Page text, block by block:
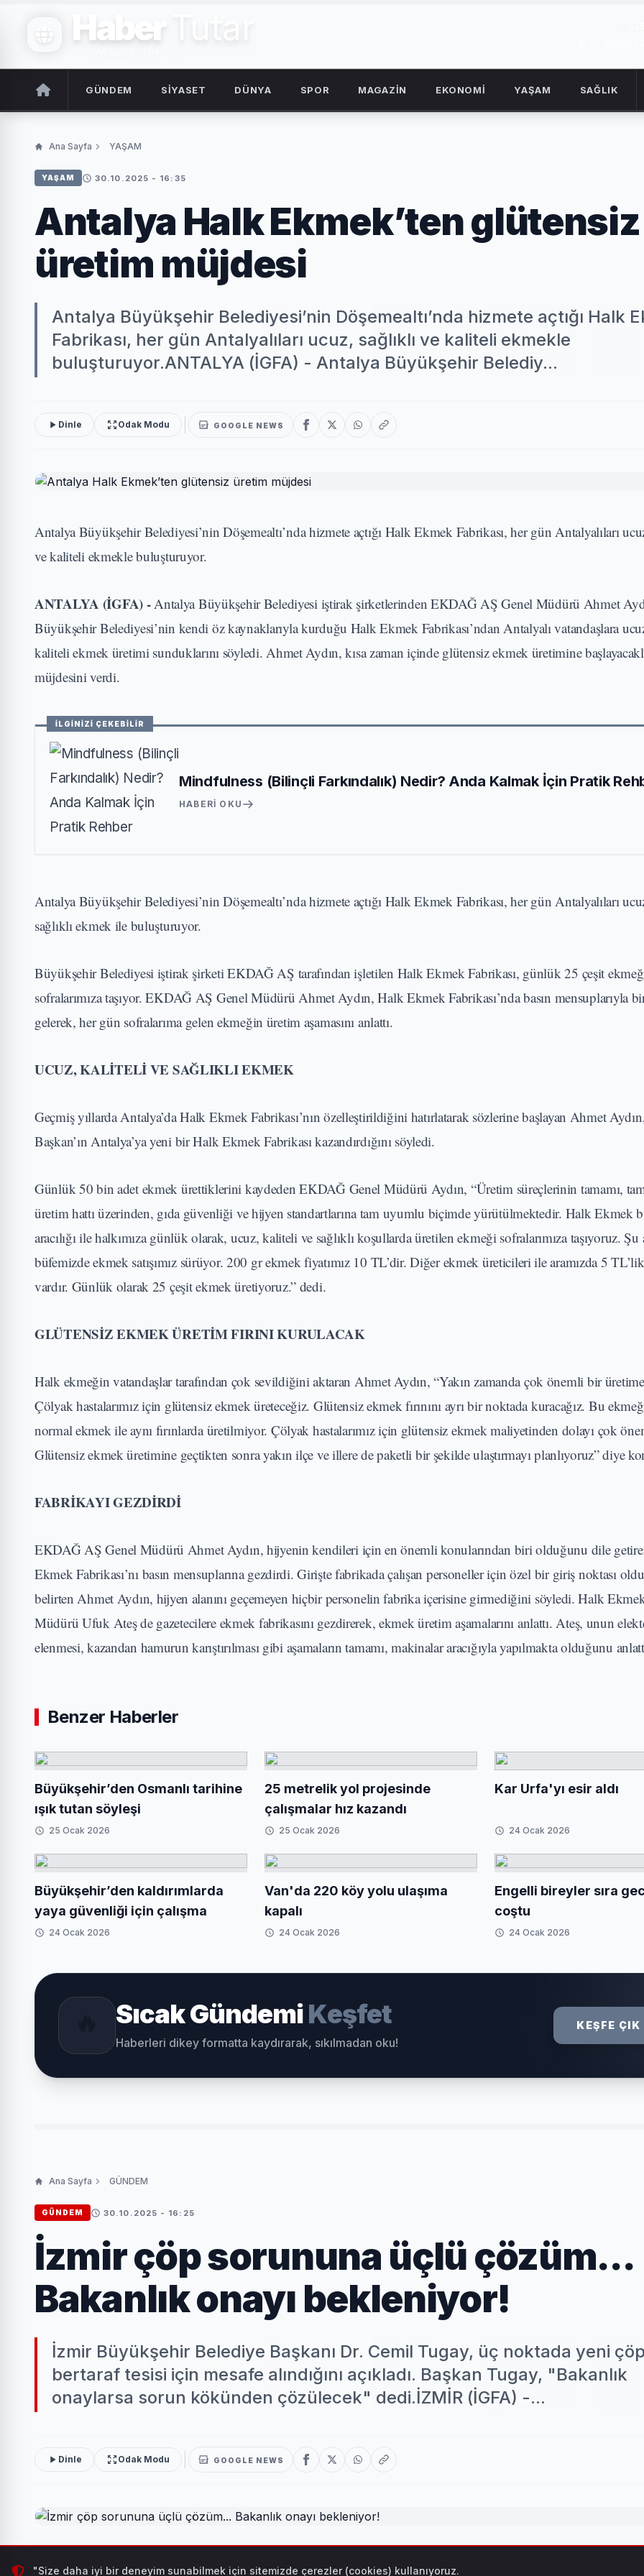
Haber Tutar
GÜNDEM SİYASET DÜNYA SPOR MAGAZİN EKONOMİ YAŞAM SAĞLIK
Ana Sayfa YAŞAM
YAŞAM 30.10.2025 - 16:35
Antalya Halk Ekmek’ten glütensiz
üretim müjdesi
Antalya Büyükşehir Belediyesi’nin Döşemealtı’nda hizmete açtığı Halk
Fabrikası, her gün Antalyalıları ucuz, sağlıklı ve kaliteli ekmekle
buluşturuyor.ANTALYA (İGFA) - Antalya Büyükşehir Belediy...
Dinle Odak Modu GOOGLE NEWS
Antalya Büyükşehir Belediyesi’nin Döşemealtı’nda hizmete açtığı Halk Ekmek Fabrikası, her gün Antalyalıları
ve kaliteli ekmekle buluşturuyor.
ANTALYA (İGFA) -Antalya Büyükşehir Belediyesi iştirak şirketlerinden EKDAĞ AŞ Genel Müdürü Ahmet
Büyükşehir Belediyesi’nin kendi öz kaynaklarıyla kurduğu Halk Ekmek Fabrikası’ndan Antalyalı vatandaşlara
kaliteli ekmek üretimi sunduklarını söyledi. Ahmet Aydın, kısa zaman içinde glütensiz ekmek üretimine
müjdesini verdi.
İLGİNİZİ ÇEKEBİLİR
Mindfulness (Bilinçli Farkındalık) Nedir? Anda Kalmak İçin Pratik
HABERI OKU
Antalya Büyükşehir Belediyesi’nin Döşemealtı’nda hizmete açtığı Halk Ekmek Fabrikası, her gün Antalyalıları
sağlıklı ekmek ile buluşturuyor.
Büyükşehir Belediyesi iştirak şirketi EKDAĞ AŞ tarafından işletilen Halk Ekmek Fabrikası, günlük 25 çeşit
sofralarımıza taşıyor. EKDAĞ AŞ Genel Müdürü Ahmet Aydın, Halk Ekmek Fabrikası’nda basın mensuplarıyla
gelerek, her gün sofralarıma gelen ekmeğin üretim aşamasını anlattı.
UCUZ, KALİTELİ VE SAĞLIKLI EKMEK
Geçmiş yıllarda Antalya’da Halk Ekmek Fabrikası’nın özelleştirildiğini hatırlatarak sözlerine başlayan Ahmet
Başkan’ın Antalya’ya yeni bir Halk Ekmek Fabrikası kazandırdığını söyledi.
Günlük 50 bin adet ekmek ürettiklerini kaydeden EKDAĞ Genel Müdürü Aydın, “Üretim süreçlerinin tamamı,
üretim hattı üzerinden, gıda güvenliği ve hijyen standartlarına tam uyumlu biçimde yürütülmektedir. Halk Ekmek
aracılığı ile halkımıza günlük olarak, ucuz, kaliteli ve sağlıklı koşullarda üretilen ekmeği sofralarımıza taşıyoruz.
büfemizde ekmek satışımız sürüyor. 200 gr ekmek fiyatımız 10 TL’dir. Diğer ekmek üreticileri ile aramızda 5
vardır. Günlük olarak 25 çeşit ekmek üretiyoruz.” dedi.
GLÜTENSİZ EKMEK ÜRETİM FIRINI KURULACAK
Halk ekmeğin vatandaşlar tarafından çok sevildiğini aktaran Ahmet Aydın, “Yakın zamanda çok önemli bir
Çölyak hastalarımız için glütensiz ekmek üreteceğiz. Glütensiz ekmek fırınını ayrı bir noktada kuracağız. Bu
normal ekmek ile aynı fırınlarda üretilmiyor. Çölyak hastalarımız için glütensiz ekmek maliyetinden dolayı çok
Glütensiz ekmek üretimine geçtikten sonra yakın ilçe ve illere de paketli bir şekilde ulaştırmayı planlıyoruz” diye
FABRİKAYI GEZDİRDİ
EKDAĞ AŞ Genel Müdürü Ahmet Aydın, hijyenin kendileri için en önemli konularından biri olduğunu dile
Ekmek Fabrikası’nı basın mensuplarına gezdirdi. Girişte fabrikada çalışan personeller için özel bir giriş noktası
belirten Ahmet Aydın, hijyen alanını geçemeyen hiçbir personelin fabrika içerisine girmediğini söyledi. Halk
Müdürü Ufuk Ateş de gazetecilere ekmek fabrikasını gezdirerek, ekmek üretim aşamalarını anlattı. Ateş, unun
elenmesi, kazandan hamurun karıştırılması gibi aşamaların tamamı, makinalar aracığıyla yapılmakta olduğunu
Benzer Haberler
Büyükşehir’den Osmanlı tarihine
ışık tutan söyleşi
25 Ocak 2026
25 metrelik yol projesinde
çalışmalar hız kazandı
25 Ocak 2026
Kar Urfa'yı esir aldı
24 Ocak 2026
Büyükşehir’den kaldırımlarda
yaya güvenliği için çalışma
24 Ocak 2026
Van'da 220 köy yolu ulaşıma
kapalı
24 Ocak 2026
Engelli bireyler sıra
coştu
24 Ocak 2026
Sıcak GündemiKeşfet
Haberleri dikey formatta kaydırarak, sıkılmadan oku!
KEŞFE ÇIK
Ana Sayfa GÜNDEM
GÜNDEM 30.10.2025 - 16:25
İzmir çöp sorununa üçlü çözüm...
Bakanlık onayı bekleniyor!
İzmir Büyükşehir Belediye Başkanı Dr. Cemil Tugay, üç noktada yeni çöp
bertaraf tesisi için mesafe alındığını açıkladı. Başkan Tugay, "Bakanlık
onaylarsa sorun kökünden çözülecek" dedi.İZMİR (İGFA) -...
Dinle Odak Modu GOOGLE NEWS
İzmir Büyükşehir Belediye Başkanı Dr. Cemil Tugay, üç noktada yeni çöp bertaraf tesisi için mesafe alındığını
"Size daha iyi bir deneyim sunabilmek için sitemizde çerezler (cookies) kullanıyoruz.